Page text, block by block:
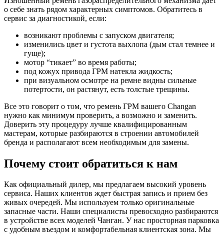
о себе знать рядом характерных симптомов. Обратитесь в
сервис за диагностикой, если:
возникают проблемы с запуском двигателя;
изменились цвет и густота выхлопа (дым стал темнее и
гуще);
мотор “тикает” во время работы;
под кожух привода ГРМ натекла жидкость;
при визуальном осмотре на ремне видны сильные
потертости, он растянут, есть толстые трещины.
Все это говорит о том, что ремень ГРМ вашего Changan
нужно как минимум проверить, а возможно и заменить.
Доверить эту процедуру лучше квалифицированным
мастерам, которые разбираются в строении автомобилей
бренда и располагают всем необходимым для замены.
Почему стоит обратиться к нам
Как официальный дилер, мы предлагаем высокий уровень
сервиса. Наших клиентов ждет быстрая запись и прием без
живых очередей. Мы используем только оригинальные
запасные части. Наши специалисты превосходно разбираются
в устройстве всех моделей Чанган. У нас просторная парковка
с удобным въездом и комфортабельная клиентская зона. Мы